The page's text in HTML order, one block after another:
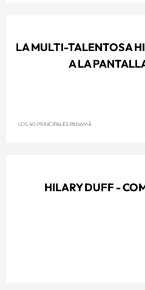
LA MULTI-TALENTOSA
A LA
LOS 40 PRINCIPALES PANAMÁ
HILARY DUFF -